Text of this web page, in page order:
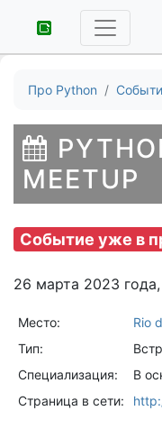
Про Python
MEETUP
Событие уже в
26 марта 2023
Место:
Rio
Тип:
Специализация:
В
Страница в сети: